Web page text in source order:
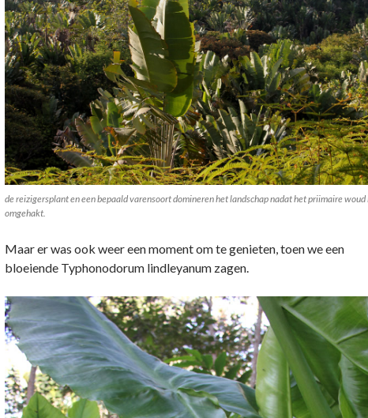
de reizigersplant en een bepaald varensoort domineren het landschap nadat het priimaire woud
omgehakt.
Maar er was ook weer een moment om te genieten, toen we een
bloeiende Typhonodorum lindleyanum zagen.